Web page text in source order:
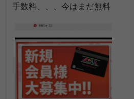
手数料、、、今はまだ無料